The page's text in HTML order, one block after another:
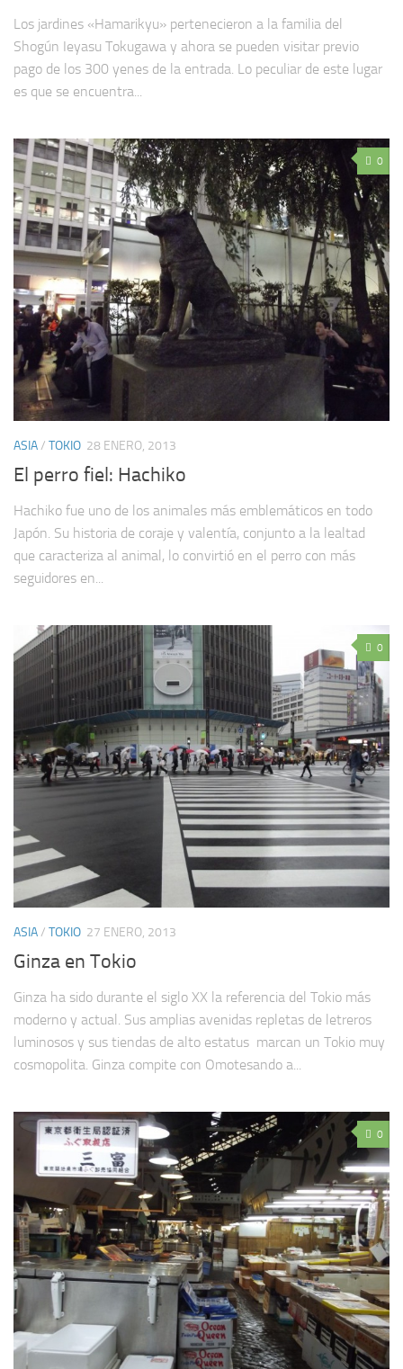
Los jardines «Hamarikyu» pertenecieron a la familia del
Shogún Ieyasu Tokugawa y ahora se pueden visitar previo
pago de los 300 yenes de la entrada. Lo peculiar de este lugar
es que se encuentra...
0
ASIA/ TOKIO 28 ENERO, 2013
El perro fiel: Hachiko
Hachiko fue uno de los animales más emblemáticos en todo
Japón. Su historia de coraje y valentía, conjunto a la lealtad
que caracteriza al animal, lo convirtió en el perro con más
seguidores en...
0
ASIA/ TOKIO 27 ENERO, 2013
Ginza en Tokio
Ginza ha sido durante el siglo XX la referencia del Tokio más
moderno y actual. Sus amplias avenidas repletas de letreros
luminosos y sus tiendas de alto estatus marcan un Tokio muy
cosmopolita. Ginza compite con Omotesando a...
0